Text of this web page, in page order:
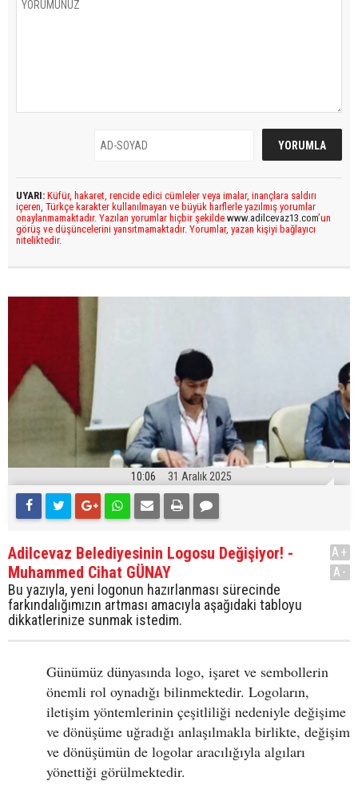
UYARI: Küfür, hakaret, rencide edici cümleler veya imalar, inançlara saldırı
içeren, Türkçe karakter kullanılmayan ve büyük harflerle yazılmış yorumlar
onaylanmamaktadır. Yazılan yorumlar hiçbir şekilde www.adilcevaz13.com’un
görüş ve düşüncelerini yansıtmamaktadır. Yorumlar, yazan kişiyi bağlayıcı
niteliktedir.
10:06 31 Aralık 2025
Adilcevaz Belediyesinin Logosu Değişiyor! -
Muhammed Cihat GÜNAY
Bu yazıyla, yeni logonun hazırlanması sürecinde
farkındalığımızın artması amacıyla aşağıdaki tabloyu
dikkatlerinize sunmak istedim.
A+
A-
Günümüz dünyasında logo, işaret ve sembollerin
önemli rol oynadığı bilinmektedir. Logoların,
iletişim yöntemlerinin çeşitliliği nedeniyle değişime
ve dönüşüme uğradığı anlaşılmakla birlikte, değişim
ve dönüşümün de logolar aracılığıyla algıları
yönettiği görülmektedir.